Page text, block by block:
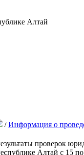
/Информация о
проверок
Алтай с 15